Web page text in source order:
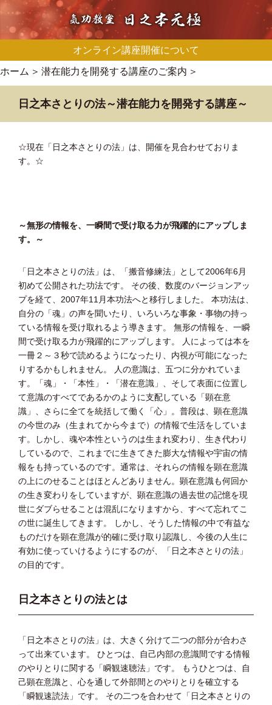
オンライン講座開催について
ホーム 潜在能力を開発する講座のご案内
日之本さとりの法～潜在能力を開発する講座～
☆現在「日之本さとりの法」は、開催を見合わせておりま
す。☆
～無形の情報を、一瞬間で受け取る力が飛躍的にアップしま
す。～
「日之本さとりの法」は、「搬音修練法」として2006年6月
初めて公開された功法です。 その後、数度のバージョンアッ
プを経て、2007年11月本功法へと移行しました。 本功法は、
自分の「魂」の声を聞いたり、いろいろな事象・事物の持っ
ている情報を受け取れるよう導きます。 無形の情報を、一瞬
間で受け取る力が飛躍的にアップします。 人によっては本を
一冊２～３秒で読めるようになったり、内視が可能になった
りするかもしれません。 人の意識は、五つに分かれていま
す。「魂」・「本性」・「潜在意識」、そして表面に位置し
て意識のすべてであるかのように支配している「顕在意
識」、さらに全てを統括して働く「心」。普段は、顕在意識
の今世のみ（生まれてから今まで）の情報で生活をしていま
す。しかし、魂や本性というのは生まれ変わり、生き代わり
しているので、これまでに生きてきた膨大な情報や宇宙の情
報をも持っているのです。通常は、それらの情報を顕在意識
の上にのせることはほとんどありません。顕在意識も何回か
の生き変わりをしていますが、顕在意識の過去世の記憶を現
世にダブらせることは混乱になりますから、すべて忘れてこ
の世に誕生してきます。 しかし、そうした情報の中で有益な
ものだけを顕在意識が的確に受け取り認識し、今後の人生に
有効に使っていけるようにするのが、「日之本さとりの法」
の目的です。
日之本さとりの法とは
「日之本さとりの法」は、大きく分けて二つの部分が合わさ
って出来ています。 ひとつは、自己内部の意識間でする情報
のやりとりに関する「瞬観速聴法」です。 もうひとつは、自
己顕在意識と、心を通して外部間とのやりとりを確立する
「瞬観速読法」です。 その二つを合わせて「日之本さとりの